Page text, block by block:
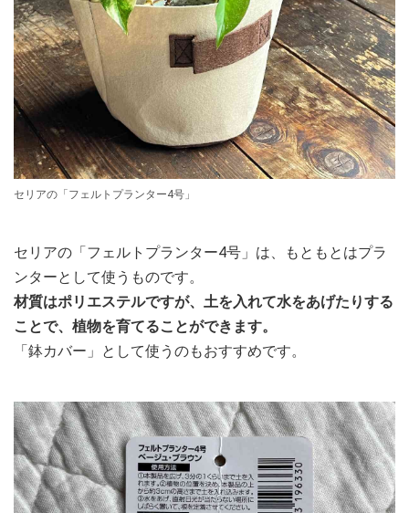
セリアの「フェルトプランター4号」
セリアの「フェルトプランター4号」は、もともとはプラ
ンターとして使うものです。
材質はポリエステルですが、土を入れて水をあげたりする
ことで、植物を育てることができます。
「鉢カバー」として使うのもおすすめです。